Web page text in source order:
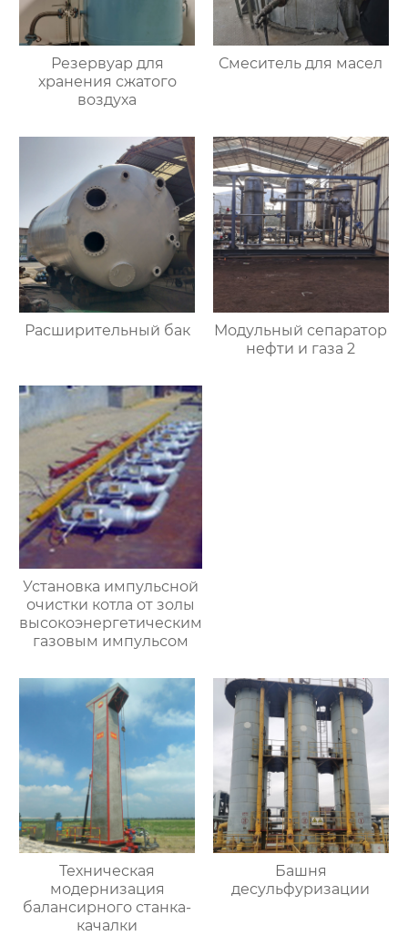
Резервуар для
хранения сжатого
воздуха
Смеситель для масел
Расширительный бак
Модульный сепаратор
нефти и газа 2
Установка импульсной
очистки котла от золы
высокоэнергетическим
газовым импульсом
Техническая
модернизация
балансирного станка-
качалки
Башня
десульфуризации